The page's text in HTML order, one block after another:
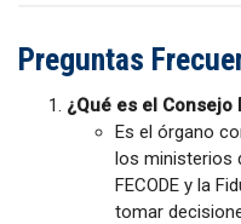
Preguntas
¿Qué es el
Es el órgano
los ministerios
FECODE y la
tomar